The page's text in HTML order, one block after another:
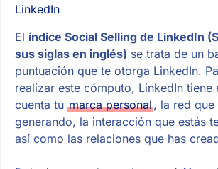
LinkedIn
El índice Social Selling de LinkedIn
sus siglas en inglés) se trata de un
puntuación que te otorga LinkedIn.
realizar este cómputo, LinkedIn tiene
cuenta tu marca personal, la red que
generando, la interacción que estás
así como las relaciones que has